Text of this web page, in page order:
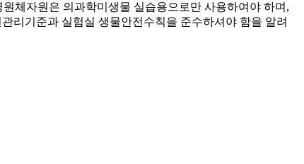
체자원은 의과학미생물 실습용으로만 사용하여야 하며,
리기준과 실험실 생물안전수칙을 준수하셔야 함을 알려